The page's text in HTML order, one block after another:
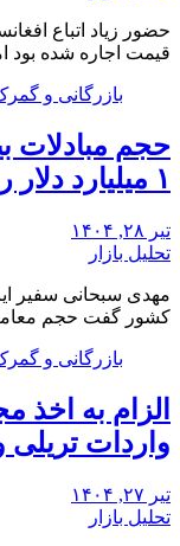
حضور زیاد اتباع
قیمت اجاره شده بود
بازرگانی و
حجم مبادلات
۱ میلیارد دلار رسید
تیر ۲۸, ۱۴۰۴
تحلیل بازار
مهدی سبحانی سفیر
کشور گفت حجم
بازرگانی و
الزام به
واردات
تیر ۲۷, ۱۴۰۴
تحلیل بازار